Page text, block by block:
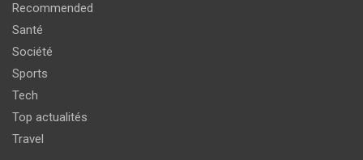
Recommended
Santé
Société
Sports
Tech
Top actualités
Travel